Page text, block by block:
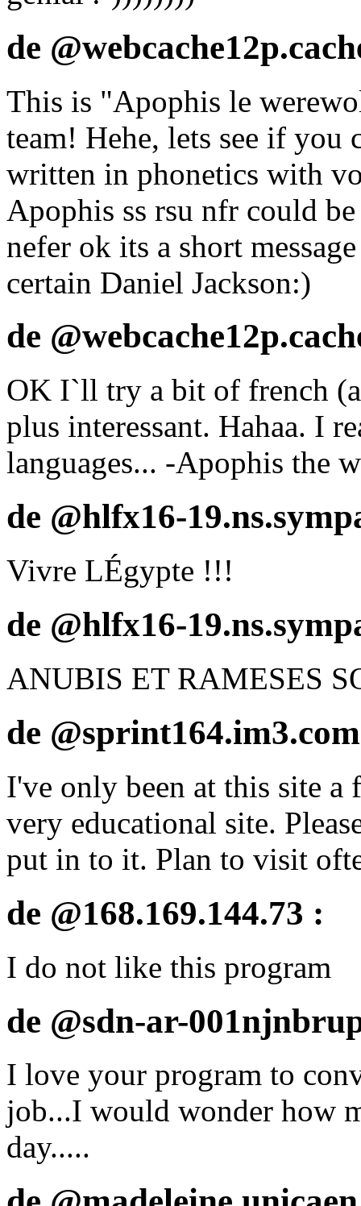
de
This is "Apophis le
team! Hehe, lets see if you
written in phonetics with
Apophis ss rsu nfr could
nefer ok its a short
certain Daniel Jackson:)
de
OK I`ll try a bit of french
plus interessant. Hahaa. I
languages... -Apophis the
de @hlfx16-
Vivre LÉgypte !!!
de @hlfx16-
ANUBIS ET RAMESES
de
I've only been at this site
very educational site.
put in to it. Plan to visit
de @168.169.144.73 :
I do not like this program
de @sdn-ar-
I love your program to
job...I would wonder how
day.....